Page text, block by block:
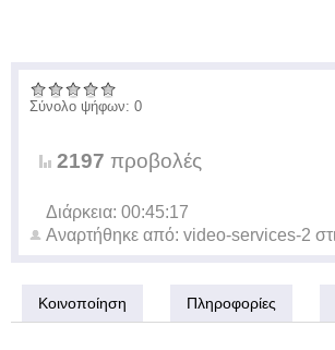
Σύνολο ψήφων: 0
2197 προβολές
Διάρκεια: 00:45:17
Αναρτήθηκε από: video-services-2
Κοινοποίηση Πληροφορίες